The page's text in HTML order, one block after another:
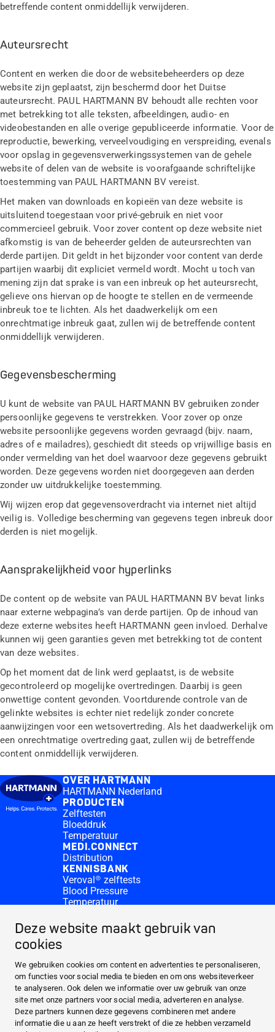
Deze website maakt gebruik van
cookies
We gebruiken cookies om content en advertenties te personaliseren,
om functies voor social media te bieden en om ons websiteverkeer
te analyseren. Ook delen we informatie over uw gebruik van onze
site met onze partners voor social media, adverteren en analyse.
Deze partners kunnen deze gegevens combineren met andere
informatie die u aan ze heeft verstrekt of die ze hebben verzameld
betreffende content onmiddellijk verwijderen.
Auteursrecht
Content en werken die door de websitebeheerders op deze
website zijn geplaatst, zijn beschermd door het Duitse
auteursrecht. PAUL HARTMANN BV behoudt alle rechten voor
met betrekking tot alle teksten, afbeeldingen, audio- en
videobestanden en alle overige gepubliceerde informatie. Voor de
reproductie, bewerking, verveelvoudiging en verspreiding, evenals
voor opslag in gegevensverwerkingssystemen van de gehele
website of delen van de website is voorafgaande schriftelijke
toestemming van PAUL HARTMANN BV vereist.
Het maken van downloads en kopieën van deze website is
uitsluitend toegestaan voor privé-gebruik en niet voor
commercieel gebruik. Voor zover content op deze website niet
afkomstig is van de beheerder gelden de auteursrechten van
derde partijen. Dit geldt in het bijzonder voor content van derde
partijen waarbij dit expliciet vermeld wordt. Mocht u toch van
mening zijn dat sprake is van een inbreuk op het auteursrecht,
gelieve ons hiervan op de hoogte te stellen en de vermeende
inbreuk toe te lichten. Als het daadwerkelijk om een
onrechtmatige inbreuk gaat, zullen wij de betreffende content
onmiddellijk verwijderen.
Gegevensbescherming
U kunt de website van PAUL HARTMANN BV gebruiken zonder
persoonlijke gegevens te verstrekken. Voor zover op onze
website persoonlijke gegevens worden gevraagd (bijv. naam,
adres of e mailadres), geschiedt dit steeds op vrijwillige basis en
onder vermelding van het doel waarvoor deze gegevens gebruikt
worden. Deze gegevens worden niet doorgegeven aan derden
zonder uw uitdrukkelijke toestemming.
Wij wijzen erop dat gegevensoverdracht via internet niet altijd
veilig is. Volledige bescherming van gegevens tegen inbreuk door
derden is niet mogelijk.
Aansprakelijkheid voor hyperlinks
De content op de website van PAUL HARTMANN BV bevat links
naar externe webpagina’s van derde partijen. Op de inhoud van
deze externe websites heeft HARTMANN geen invloed. Derhalve
kunnen wij geen garanties geven met betrekking tot de content
van deze websites.
Op het moment dat de link werd geplaatst, is de website
gecontroleerd op mogelijke overtredingen. Daarbij is geen
onwettige content gevonden. Voortdurende controle van de
gelinkte websites is echter niet redelijk zonder concrete
aanwijzingen voor een wetsovertreding. Als het daadwerkelijk om
een onrechtmatige overtreding gaat, zullen wij de betreffende
content onmiddellijk verwijderen.
OVER HARTMANN
HARTMANN Nederland
PRODUCTEN
Zelftesten
Bloeddruk
Temperatuur
MEDI.CONNECT
Distribution
KENNISBANK
Veroval® zelftests
Blood Pressure
Temperatuur
Contact
Waar te koop?
PRODUCTEN
MEDI.CONNECT
KENNISBANK